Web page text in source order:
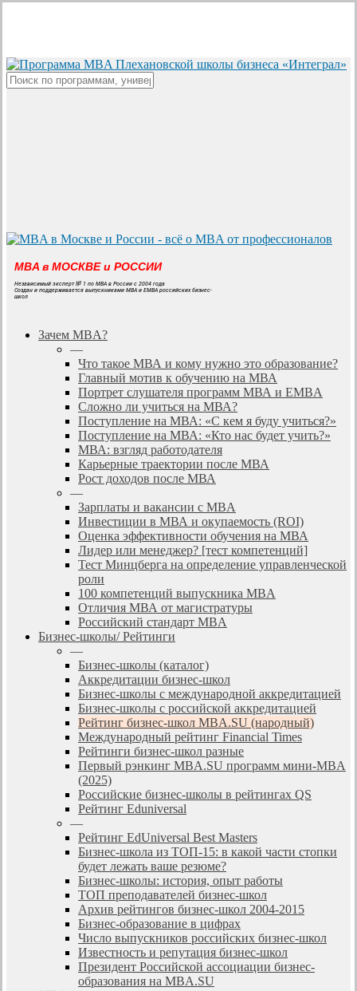
content
MBA в МОСКВЕ и РОССИИ
Независимый эксперт № 1 по MBA в России с 2004 года
Создан и поддерживается выпускниками MBA и EMBA российских бизнес-
школ
search
Menu
Зачем MBA?
—
Что такое МВА и кому нужно это образование?
Главный мотив к обучению на МВА
Портрет слушателя программ МВА и EMBA
Сложно ли учиться на МВА?
Поступление на МВА: «С кем я буду учиться?»
Поступление на МВА: «Кто нас будет учить?»
МВА: взгляд работодателя
Карьерные траектории после МВА
Рост доходов после МВА
—
Зарплаты и вакансии с MBA
Инвестиции в МВА и окупаемость (ROI)
Оценка эффективности обучения на МВА
Лидер или менеджер? [тест компетенций]
Тест Минцберга на определение управленческой
роли
100 компетенций выпускника MBA
Отличия МВА от магистратуры
Российский стандарт MBA
Бизнес-школы/ Рейтинги
—
Бизнес-школы (каталог)
Аккредитации бизнес-школ
Бизнес-школы с международной аккредитацией
Бизнес-школы с российской аккредитацией
Рейтинг бизнес-школ MBA.SU (народный)
Международный рейтинг Financial Times
Рейтинги бизнес-школ разные
Первый рэнкинг MBA.SU программ мини-MBA
(2025)
Российские бизнес-школы в рейтингах QS
Рейтинг Eduniversal
—
Рейтинг EdUniversal Best Masters
Бизнес-школа из ТОП-15: в какой части стопки
будет лежать ваше резюме?
Бизнес-школы: история, опыт работы
ТОП преподавателей бизнес-школ
Архив рейтингов бизнес-школ 2004-2015
Бизнес-образование в цифрах
Число выпускников российских бизнес-школ
Известность и репутация бизнес-школ
Президент Российской ассоциации бизнес-
образования на MBA.SU